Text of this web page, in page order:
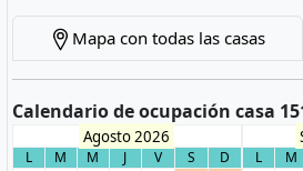
Mapa con todas las casas
Calendario de ocupación casa
Agosto 2026
L M M J V S
D
L M